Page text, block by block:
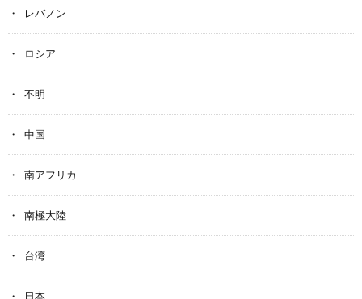
レバノン
ロシア
不明
中国
南アフリカ
南極大陸
台湾
日本